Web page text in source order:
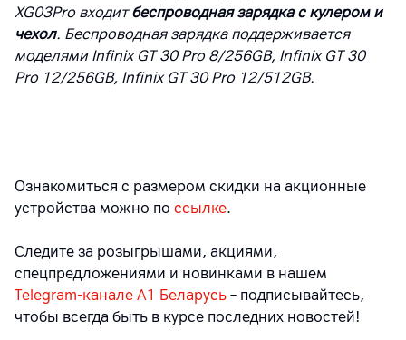
XG03Pro входитбеспроводная зарядка c кулером и
чехол. Беспроводная зарядка поддерживается
моделями Infinix GT 30 Pro 8/256GB, Infinix GT 30
Pro 12/256GB, Infinix GT 30 Pro 12/512GB.
Ознакомиться с размером скидки на акционные
устройства можно по ссылке.
Следите за розыгрышами, акциями,
спецпредложениями и новинками в нашем
Telegram-канале A1 Беларусь – подписывайтесь,
чтобы всегда быть в курсе последних новостей!